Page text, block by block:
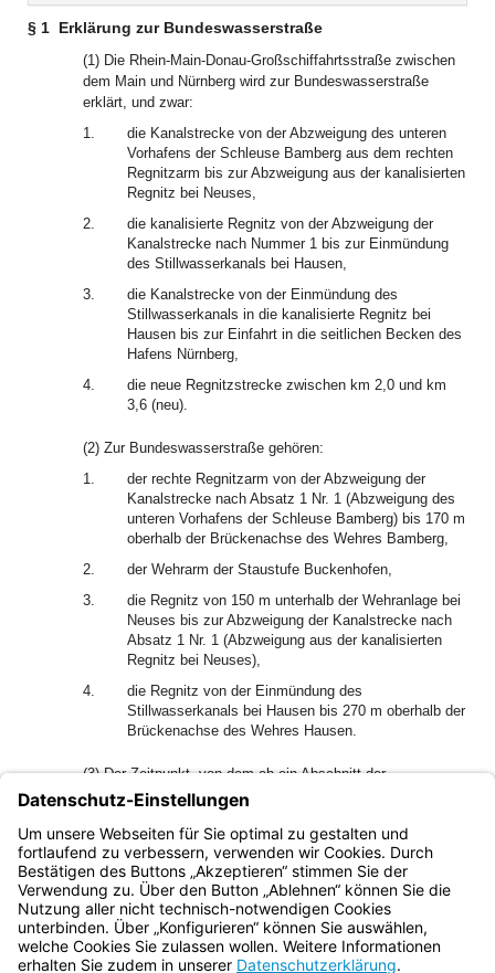
§ 1 Erklärung zur Bundeswasserstraße
(1) Die Rhein-Main-Donau-Großschiffahrtsstraße zwischen
dem Main und Nürnberg wird zur Bundeswasserstraße
erklärt, und zwar:
1.
die Kanalstrecke von der Abzweigung des unteren
Vorhafens der Schleuse Bamberg aus dem rechten
Regnitzarm bis zur Abzweigung aus der kanalisierten
Regnitz bei Neuses,
2.
die kanalisierte Regnitz von der Abzweigung der
Kanalstrecke nach Nummer 1 bis zur Einmündung
des Stillwasserkanals bei Hausen,
3.
die Kanalstrecke von der Einmündung des
Stillwasserkanals in die kanalisierte Regnitz bei
Hausen bis zur Einfahrt in die seitlichen Becken des
Hafens Nürnberg,
4.
die neue Regnitzstrecke zwischen km 2,0 und km
3,6 (neu).
(2) Zur Bundeswasserstraße gehören:
1.
der rechte Regnitzarm von der Abzweigung der
Kanalstrecke nach Absatz 1 Nr. 1 (Abzweigung des
unteren Vorhafens der Schleuse Bamberg) bis 170 m
oberhalb der Brückenachse des Wehres Bamberg,
2.
der Wehrarm der Staustufe Buckenhofen,
3.
die Regnitz von 150 m unterhalb der Wehranlage bei
Neuses bis zur Abzweigung der Kanalstrecke nach
Absatz 1 Nr. 1 (Abzweigung aus der kanalisierten
Regnitz bei Neuses),
4.
die Regnitz von der Einmündung des
Stillwasserkanals bei Hausen bis 270 m oberhalb der
Brückenachse des Wehres Hausen.
(3) Der Zeitpunkt, von dem ab ein Abschnitt der
Großschiffahrtsstraße dem allgemeinen Verkehr dient, wird
nach Einvernehmen mit dem Bayerischen
Staatsministerium des Innern im Bundesgesetzblatt und
Bayerischen Staatsanzeiger bekanntgegeben.
Bayern.de
BayernPortal